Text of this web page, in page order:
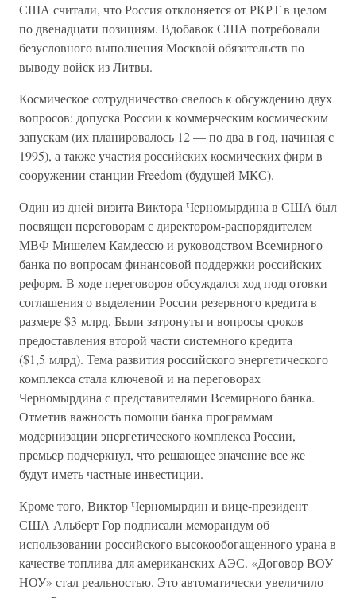
США считали, что Россия отклоняется от РКРТ в целом
по двенадцати позициям. Вдобавок США потребовали
безусловного выполнения Москвой обязательств по
выводу войск из Литвы.
Космическое сотрудничество свелось к обсуждению двух
вопросов: допуска России к коммерческим космическим
запускам (их планировалось 12 — по два в год, начиная с
1995), а также участия российских космических фирм в
сооружении станции Freedom (будущей МКС).
Один из дней визита Виктора Черномырдина в США был
посвящен переговорам с директором-распорядителем
МВФ Мишелем Камдессю и руководством Всемирного
банка по вопросам финансовой поддержки российских
реформ. В ходе переговоров обсуждался ход подготовки
соглашения о выделении России резервного кредита в
размере $3 млрд. Были затронуты и вопросы сроков
предоставления второй части системного кредита
($1,5 млрд). Тема развития российского энергетического
комплекса стала ключевой и на переговорах
Черномырдина с представителями Всемирного банка.
Отметив важность помощи банка программам
модернизации энергетического комплекса России,
премьер подчеркнул, что решающее значение все же
будут иметь частные инвестиции.
Кроме того, Виктор Черномырдин и вице-президент
США Альберт Гор подписали меморандум об
использовании российского высокообогащенного урана в
качестве топлива для американских АЭС. «Договор ВОУ-
НОУ» стал реальностью. Это автоматически увеличило